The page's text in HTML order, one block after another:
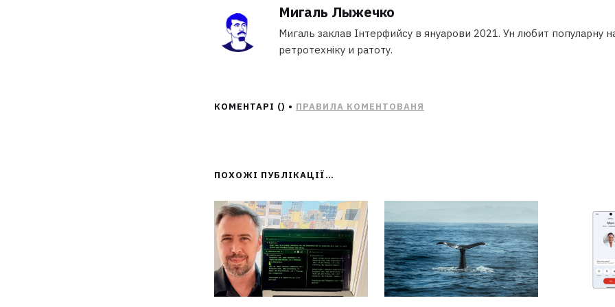
Мигаль Лыжечко
Мигаль заклав Інтерфийсу в януарови 2021. Ун любит популарну
ретротехніку и ратоту.
КОМЕНТАРІ () • ПРАВИЛА КОМЕНТОВАНЯ
ПОХОЖІ ПУБЛІКАЦІЇ…